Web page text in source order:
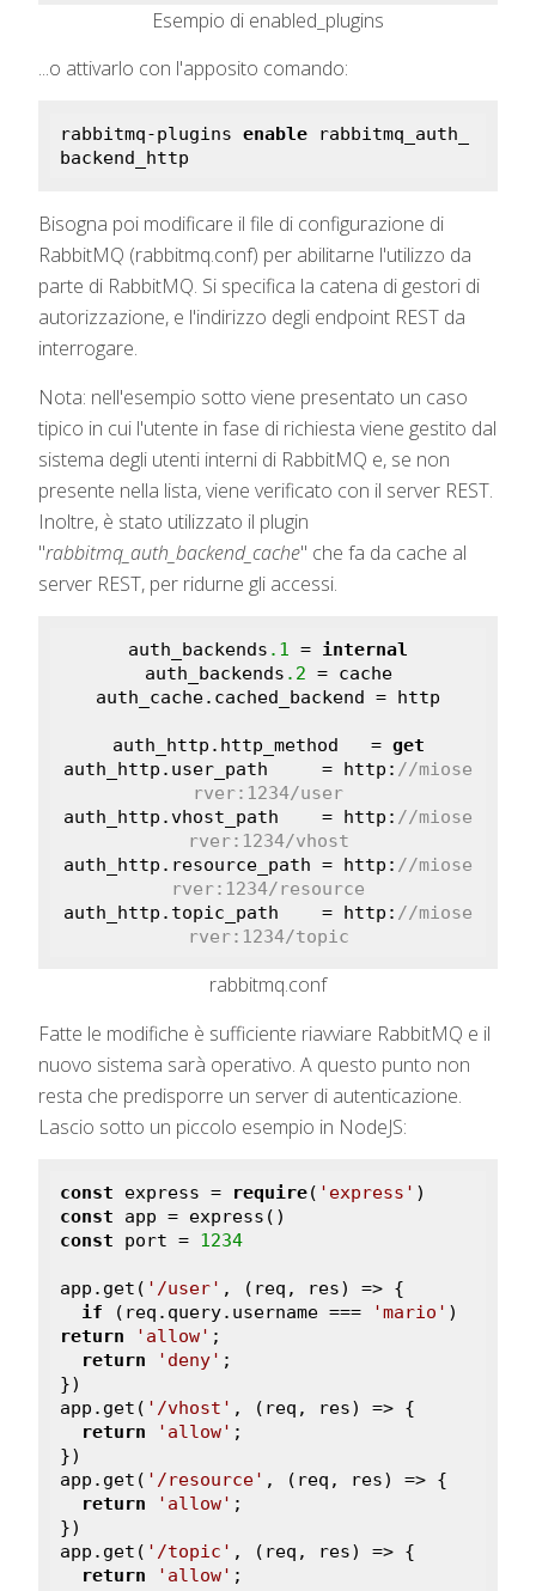
Esempio di enabled_plugins
...o attivarlo con l'apposito comando:
rabbitmq-plugins enable rabbitmq_auth_
backend_http
Bisogna poi modificare il file di configurazione di
RabbitMQ (rabbitmq.conf) per abilitarne l'utilizzo da
parte di RabbitMQ. Si specifica la catena di gestori di
autorizzazione, e l'indirizzo degli endpoint REST da
interrogare.
Nota: nell'esempio sotto viene presentato un caso
tipico in cui l'utente in fase di richiesta viene gestito dal
sistema degli utenti interni di RabbitMQ e, se non
presente nella lista, viene verificato con il server REST.
Inoltre, è stato utilizzato il plugin
"rabbitmq_auth_backend_cache" che fa da cache al
server REST, per ridurne gli accessi.
auth_backends .1 = internal
auth_backends .2 = cache
auth_cache.cached_backend = http
auth_http.http_method   = get
auth_http.user_path     = http: //miose
rver:1234/user
auth_http.vhost_path    = http: //miose
rver:1234/vhost
auth_http.resource_path = http: //miose
rver:1234/resource
auth_http.topic_path    = http: //miose
rver:1234/topic
rabbitmq.conf
Fatte le modifiche è sufficiente riavviare RabbitMQ e il
nuovo sistema sarà operativo. A questo punto non
resta che predisporre un server di autenticazione.
Lascio sotto un piccolo esempio in NodeJS:
const express = require( 'express'
const
const port = 1234
app.get( '/user' , (req, res) => {
if (req.query.username === 'mario'
return
'allow' ;
return
'deny' ;
})
app.get( '/vhost' , (req, res) => {
return
'allow' ;
})
app.get( '/resource' , (req, res) => {
return
'allow' ;
})
app.get( '/topic' , (req, res) => {
return
'allow' ;